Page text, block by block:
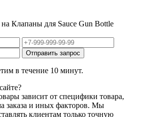
Клапаны для Sauce Gun Bottle
в течение 10 минут.
зависит от специфики товара,
заказа и иных факторов. Мы
клиентам только точную